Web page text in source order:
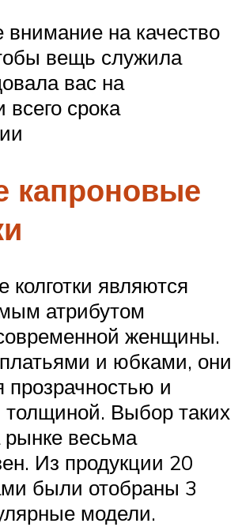
на качество
вещь служила
вас на
всего срока
капроновые
колготки являются
атрибутом
женщины.
и юбками, они
прозрачностью и
Выбор таких
рынке весьма
Из продукции 20
были отобраны 3
модели.